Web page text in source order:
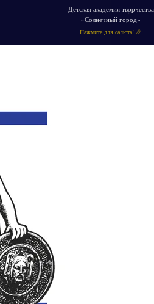
Детская академия творчества
«Солнечный город»
Нажмите для салюта! 🎉